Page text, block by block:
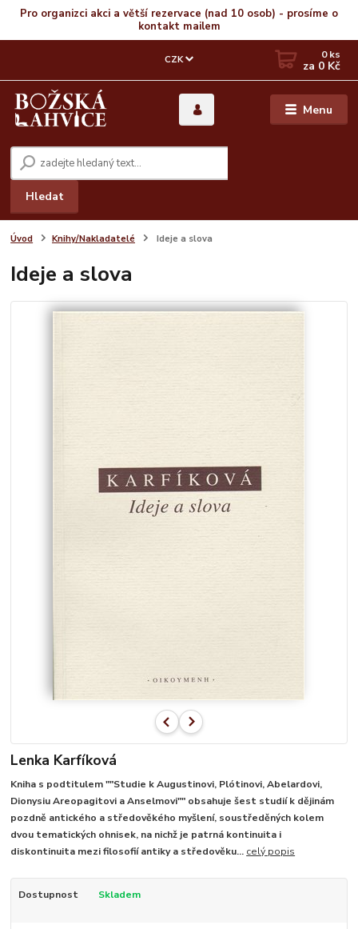
Pro organizci akci a větší rezervace (nad 10 osob) - prosíme o
kontakt mailem
Menu
CZK
Hledat
0ks
za 0 Kč
Úvod Knihy/Nakladatelé Ideje a slova
Ideje a slova
Lenka Karfíková
Kniha s podtitulem ""Studie k Augustinovi, Plótinovi, Abelardovi,
Dionysiu Areopagitovi a Anselmovi"" obsahuje šest studií k dějinám
pozdně antického a středověkého myšlení, soustředěných kolem
dvou tematických ohnisek, na nichž je patrná kontinuita i
diskontinuita mezi filosofií antiky a středověku... celý popis
Dostupnost Skladem